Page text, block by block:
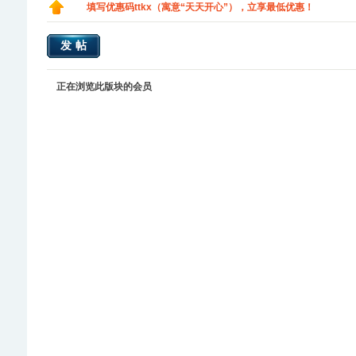
填写优惠码ttkx（寓意“天天开心”），立享最低优惠！
发帖
正在浏览此版块的会员